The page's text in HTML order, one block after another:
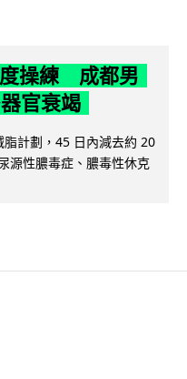
度操練 成都男
官衰竭
計劃，45 日內減去約 20
源性膿毒症、膿毒性休克